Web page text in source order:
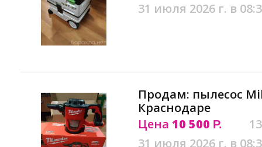
31 июля 2026 г. в
Продам: пылесос
Краснодаре
Цена 10 500 Р.
31 июля 2026 г. в